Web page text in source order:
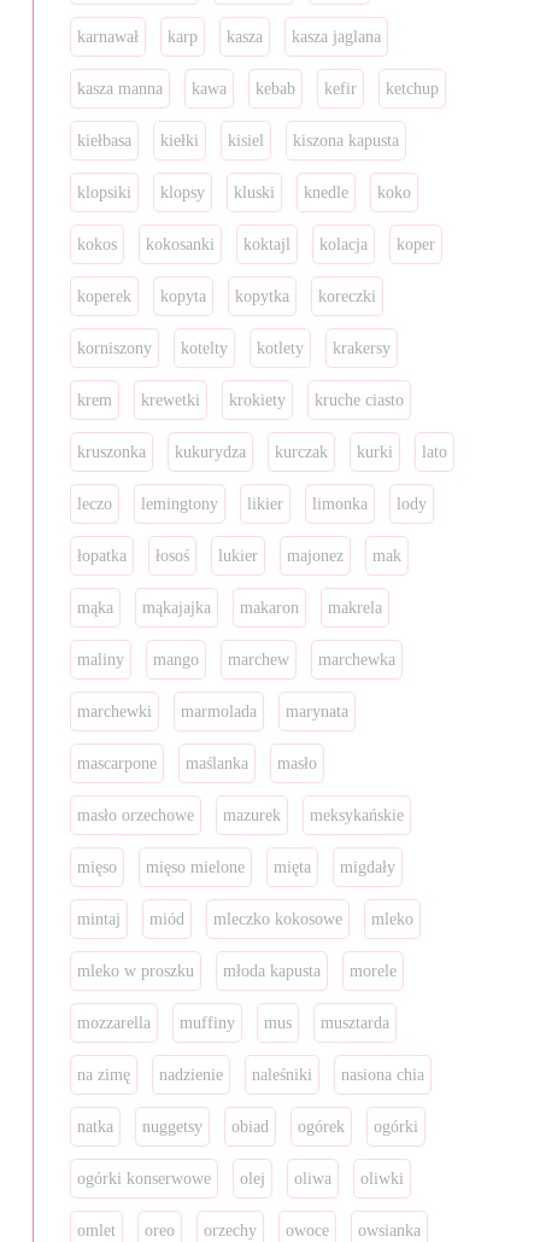
karnawał karp kasza kasza jaglana
kasza manna kawa kebab kefir ketchup
kiełbasa kiełki kisiel kiszona kapusta
klopsiki klopsy kluski knedle koko
kokos kokosanki koktajl kolacja koper
koperek kopyta kopytka koreczki
korniszony kotelty kotlety krakersy
krem krewetki krokiety kruche ciasto
kruszonka kukurydza kurczak kurki lato
leczo lemingtony likier limonka lody
łopatka łosoś lukier majonez mak
mąka mąkajajka makaron makrela
maliny mango marchew marchewka
marchewki marmolada marynata
mascarpone maślanka masło
masło orzechowe mazurek meksykańskie
mięso mięso mielone mięta migdały
mintaj miód mleczko kokosowe mleko
mleko w proszku młoda kapusta morele
mozzarella muffiny mus musztarda
na zimę nadzienie naleśniki nasiona chia
natka nuggetsy obiad ogórek ogórki
ogórki konserwowe olej oliwa oliwki
omlet oreo orzechy owoce owsianka